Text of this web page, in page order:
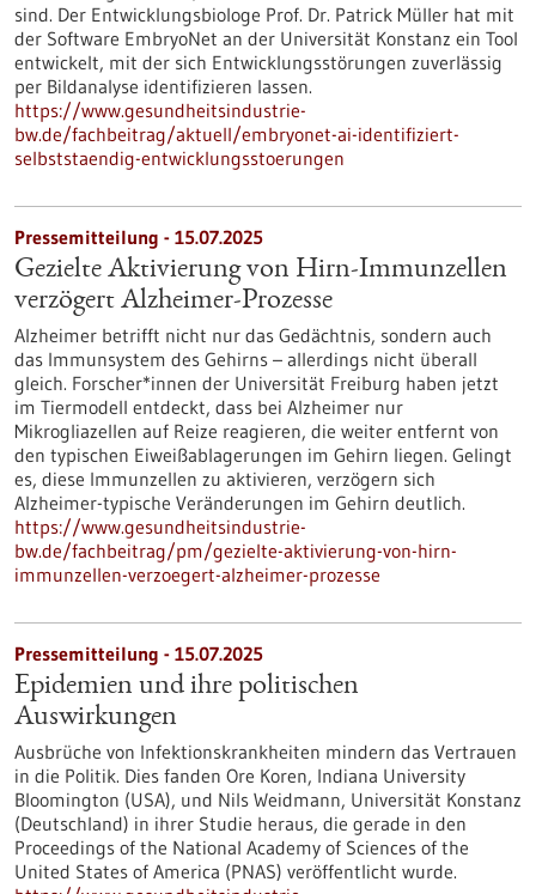
sind. Der Entwicklungsbiologe Prof. Dr. Patrick Müller hat mit
der Software EmbryoNet an der Universität Konstanz ein Tool
entwickelt, mit der sich Entwicklungsstörungen zuverlässig
per Bildanalyse identifizieren lassen.
https://www.gesundheitsindustrie-
bw.de/fachbeitrag/aktuell/embryonet-ai-identifiziert-
selbststaendig-entwicklungsstoerungen
Pressemitteilung - 15.07.2025
Gezielte Aktivierung von Hirn-Immunzellen
verzögert Alzheimer-Prozesse
Alzheimer betrifft nicht nur das Gedächtnis, sondern auch
das Immunsystem des Gehirns – allerdings nicht überall
gleich. Forscher*innen der Universität Freiburg haben jetzt
im Tiermodell entdeckt, dass bei Alzheimer nur
Mikrogliazellen auf Reize reagieren, die weiter entfernt von
den typischen Eiweißablagerungen im Gehirn liegen. Gelingt
es, diese Immunzellen zu aktivieren, verzögern sich
Alzheimer-typische Veränderungen im Gehirn deutlich.
https://www.gesundheitsindustrie-
bw.de/fachbeitrag/pm/gezielte-aktivierung-von-hirn-
immunzellen-verzoegert-alzheimer-prozesse
Pressemitteilung - 15.07.2025
Epidemien und ihre politischen
Auswirkungen
Ausbrüche von Infektionskrankheiten mindern das Vertrauen
in die Politik. Dies fanden Ore Koren, Indiana University
Bloomington (USA), und Nils Weidmann, Universität Konstanz
(Deutschland) in ihrer Studie heraus, die gerade in den
Proceedings of the National Academy of Sciences of the
United States of America (PNAS) veröffentlicht wurde.